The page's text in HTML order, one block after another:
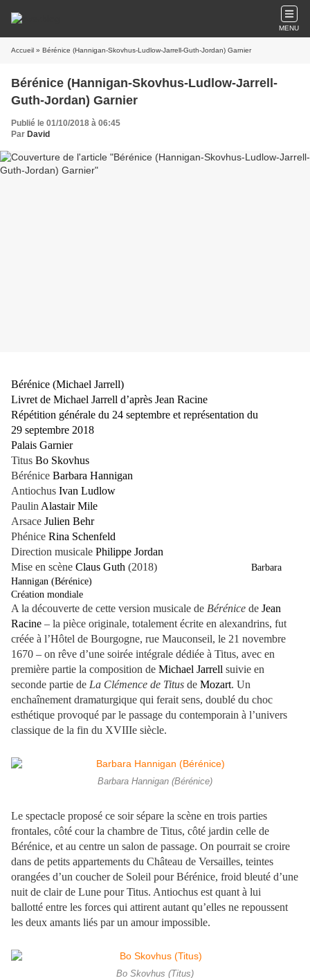
MENU
Accueil » Bérénice (Hannigan-Skovhus-Ludlow-Jarrell-Guth-Jordan) Garnier
Bérénice (Hannigan-Skovhus-Ludlow-Jarrell-
Guth-Jordan) Garnier
Publié le 01/10/2018 à 06:45
Par David
Bérénice (Michael Jarrell)
Livret de Michael Jarrell d’après Jean Racine
Répétition générale du 24 septembre et représentation du
29 septembre 2018
Palais Garnier
Titus Bo Skovhus
Bérénice Barbara Hannigan
Antiochus Ivan Ludlow
Paulin Alastair Mile
Arsace Julien Behr
Phénice Rina Schenfeld
Direction musicale Philippe Jordan
Mise en scène Claus Guth (2018)
Barbara
Hannigan (Bérénice)
Création mondiale
A la découverte de cette version musicale de Bérénice de Jean
Racine – la pièce originale, totalement écrite en alexandrins, fut
créée à l’Hôtel de Bourgogne, rue Mauconseil, le 21 novembre
1670 – on rêve d’une soirée intégrale dédiée à Titus, avec en
première partie la composition de Michael Jarrell suivie en
seconde partie de La Clémence de Titus de Mozart. Un
enchaînement dramaturgique qui ferait sens, doublé du choc
esthétique provoqué par le passage du contemporain à l’univers
classique de la fin du XVIIIe siècle.
Barbara Hannigan (Bérénice)
Le spectacle proposé ce soir sépare la scène en trois parties
frontales, côté cour la chambre de Titus, côté jardin celle de
Bérénice, et au centre un salon de passage. On pourrait se croire
dans de petits appartements du Château de Versailles, teintes
orangées d’un coucher de Soleil pour Bérénice, froid bleuté d’une
nuit de clair de Lune pour Titus. Antiochus est quant à lui
ballotté entre les forces qui attirent autant qu’elles ne repoussent
les deux amants liés par un amour impossible.
Bo Skovhus (Titus)